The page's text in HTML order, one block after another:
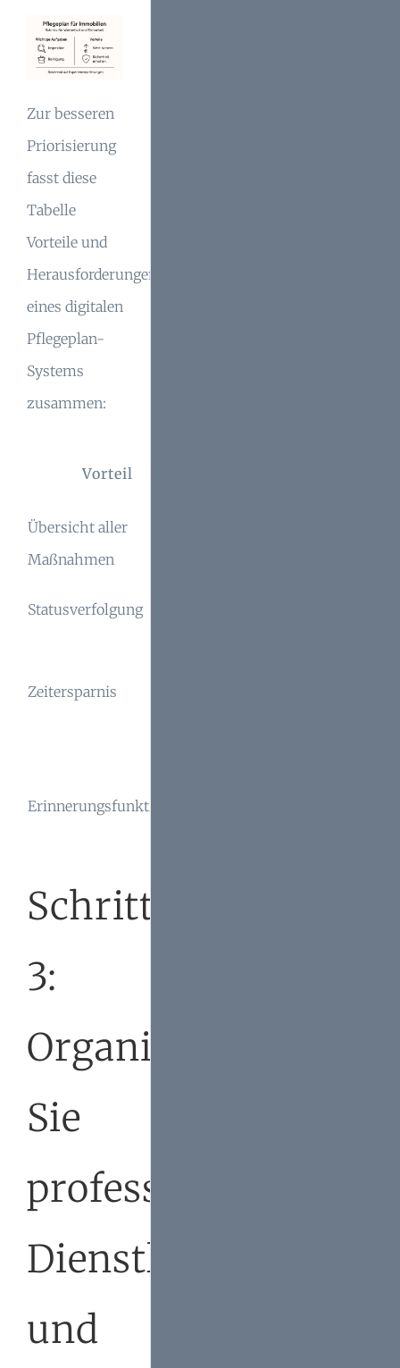
Zur besseren
Priorisierung
fasst diese
Tabelle
Vorteile und
Herausforderungen
eines digitalen
Pflegeplan-
Systems
zusammen:
Vorteil
Übersicht aller
Maßnahmen
Statusverfolgung
Zeitersparnis
Erinnerungsfunktionen
Schritt
3:
Organisieren
Sie
professionelle
Dienstleister
und